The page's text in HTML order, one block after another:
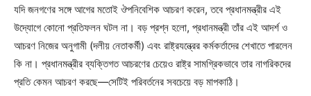
যদি জনগণের সঙ্গে আগের মতোই ঔপনিবেশিক আচরণ করেন, তবে প্রধানমন্ত্রীর এই
উদ্যোগে কোনো প্রতিফলন ঘটল না। বড় প্রশ্ন হলো, প্রধানমন্ত্রী তাঁর এই আদর্শ ও
আচরণ নিজের অনুগামী (দলীয় নেতাকর্মী) এবং রাষ্ট্রযন্ত্রের কর্মকর্তাদের শেখাতে পারলেন
কি না। প্রধানমন্ত্রীর ব্যক্তিগত আচরণের চেয়েও রাষ্ট্র সামগ্রিকভাবে তার নাগরিকদের
প্রতি কেমন আচরণ করছে—সেটিই পরিবর্তনের সবচেয়ে বড় মাপকাঠি।